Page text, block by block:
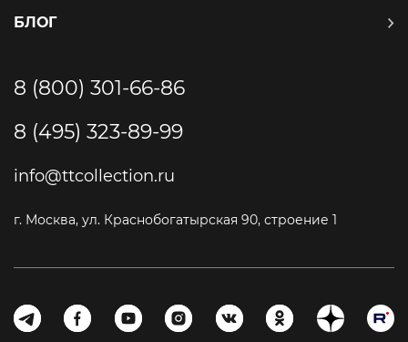
БЛОГ
8 (800) 301-66-86
8 (495) 323-89-99
info@ttcollection.ru
г. Москва, ул. Краснобогатырская 90, строение 1